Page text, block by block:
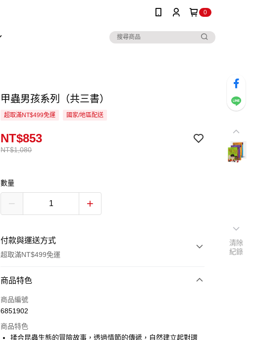
0
甲蟲男孩系列（共三書）
超取滿NT$499免運 國家/地區配送
NT$1,080
NT$853
數量
付款與運送方式
超取滿NT$499免運
付款方式
信用卡一次付款
LINE Pay
商品特色
商品編號
6851902
商品特色
揉合昆蟲生態的冒險故事，透過情節的傳遞，自然建立起對環
清除
紀錄